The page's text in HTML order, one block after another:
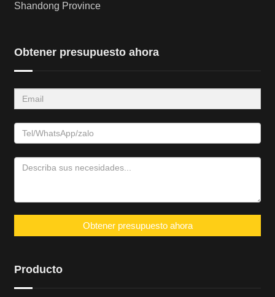
Shandong Province
Obtener presupuesto ahora
Obtener presupuesto ahora
Producto